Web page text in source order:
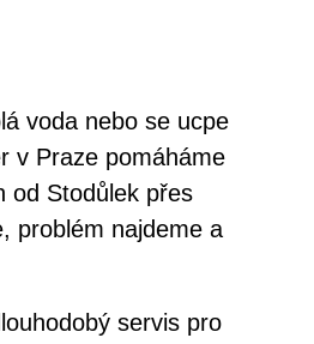
voda nebo se ucpe
v Praze pomáháme
od Stodůlek přes
problém najdeme a
servis pro